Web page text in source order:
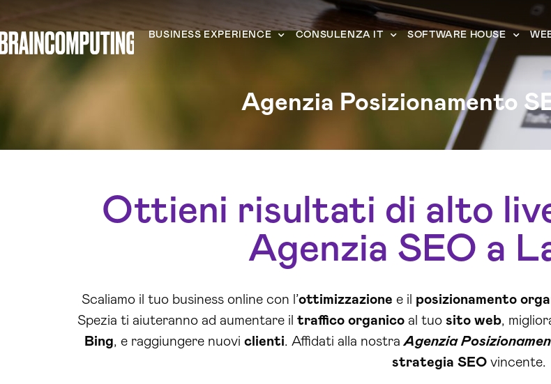
BUSINESS EXPERIENCE CONSULENZA IT SOFTWARE HOUSE
Agenzia Posizionamento
Ottieni risultati di alto
Agenzia SEO a
Scaliamo il tuo business online con l’ottimizzazione e il posizionamento
Spezia ti aiuteranno ad aumentare il traffico organicoal tuo sito web,
Bing, e raggiungere nuovi clienti. Affidati alla nostraAgenzia
strategia SEOvincente.